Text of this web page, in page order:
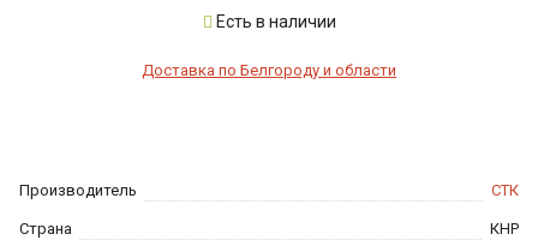
Производитель СТК
Страна КНР
Есть в наличии
Доставка по Белгороду и области